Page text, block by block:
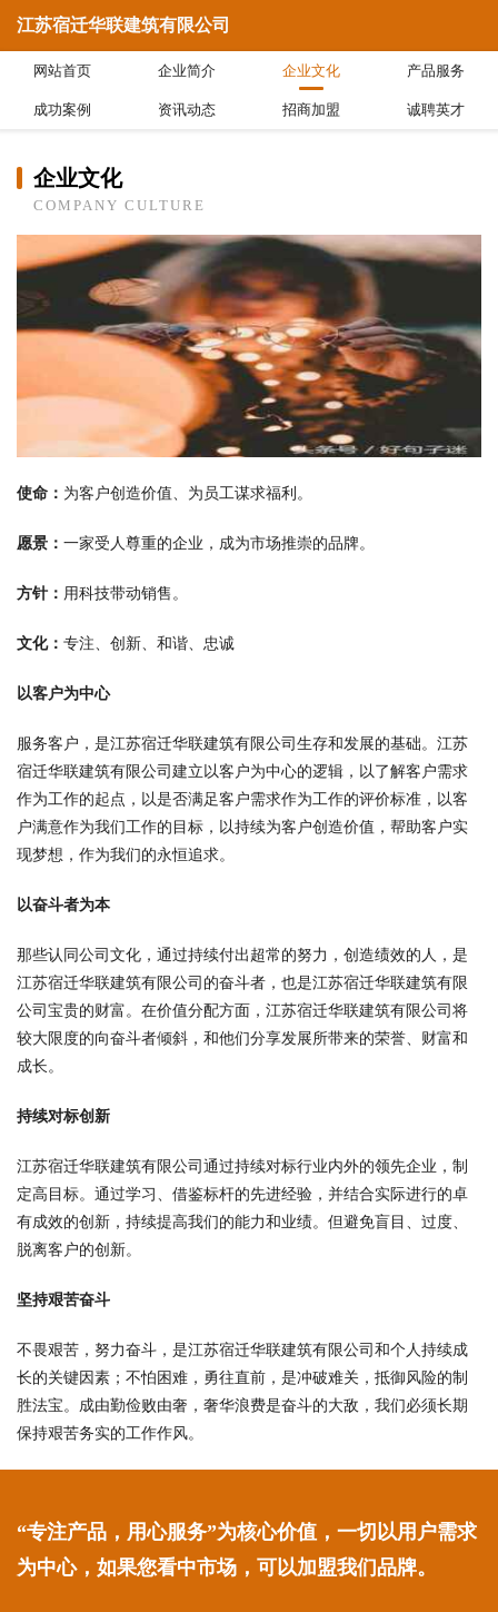
江苏宿迁华联建筑有限公司
网站首页 企业简介 企业文化 产品服务
成功案例 资讯动态 招商加盟 诚聘英才
企业文化
COMPANY CULTURE
使命： 为客户创造价值、为员工谋求福利。
愿景： 一家受人尊重的企业，成为市场推崇的品牌。
方针： 用科技带动销售。
文化： 专注、创新、和谐、忠诚
以客户为中心
服务客户，是江苏宿迁华联建筑有限公司生存和发展的基础。江苏
宿迁华联建筑有限公司建立以客户为中心的逻辑，以了解客户需求
作为工作的起点，以是否满足客户需求作为工作的评价标准，以客
户满意作为我们工作的目标，以持续为客户创造价值，帮助客户实
现梦想，作为我们的永恒追求。
以奋斗者为本
那些认同公司文化，通过持续付出超常的努力，创造绩效的人，是
江苏宿迁华联建筑有限公司的奋斗者，也是江苏宿迁华联建筑有限
公司宝贵的财富。在价值分配方面，江苏宿迁华联建筑有限公司将
较大限度的向奋斗者倾斜，和他们分享发展所带来的荣誉、财富和
成长。
持续对标创新
江苏宿迁华联建筑有限公司通过持续对标行业内外的领先企业，制
定高目标。通过学习、借鉴标杆的先进经验，并结合实际进行的卓
有成效的创新，持续提高我们的能力和业绩。但避免盲目、过度、
脱离客户的创新。
坚持艰苦奋斗
不畏艰苦，努力奋斗，是江苏宿迁华联建筑有限公司和个人持续成
长的关键因素；不怕困难，勇往直前，是冲破难关，抵御风险的制
胜法宝。成由勤俭败由奢，奢华浪费是奋斗的大敌，我们必须长期
保持艰苦务实的工作作风。
“专注产品，用心服务”为核心价值，一切以用户需求
为中心，如果您看中市场，可以加盟我们品牌。